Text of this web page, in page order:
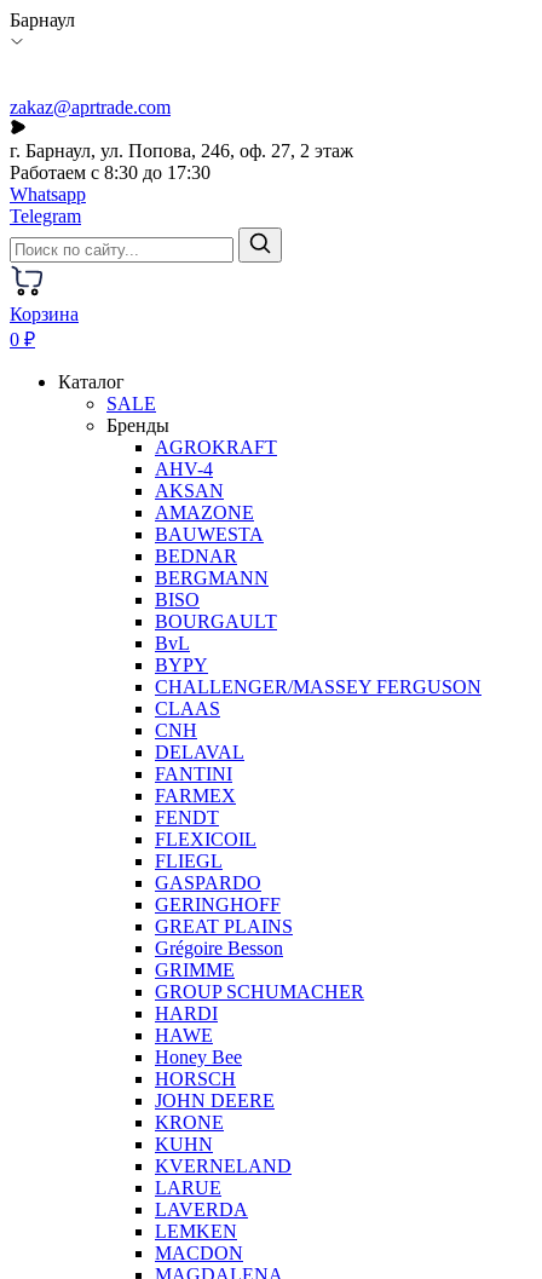
Барнаул
zakaz@aprtrade.com
г. Барнаул, ул. Попова, 246, оф. 27, 2 этаж
Работаем с 8:30 до 17:30
Whatsapp
Telegram
Корзина
0 ₽
Каталог
SALE
Бренды
AGROKRAFT
AHV-4
AKSAN
AMAZONE
BAUWESTA
BEDNAR
BERGMANN
BISO
BOURGAULT
BvL
BYPY
CHALLENGER/MASSEY FERGUSON
CLAAS
CNH
DELAVAL
FANTINI
FARMEX
FENDT
FLEXICOIL
FLIEGL
GASPARDO
GERINGHOFF
GREAT PLAINS
Grégoire Besson
GRIMME
GROUP SCHUMACHER
HARDI
HAWE
Honey Bee
HORSCH
JOHN DEERE
KRONE
KUHN
KVERNELAND
LARUE
LAVERDA
LEMKEN
MACDON
MAGDALENA